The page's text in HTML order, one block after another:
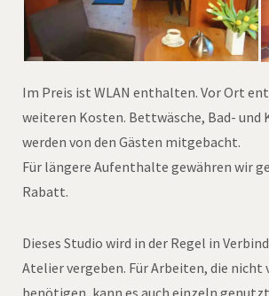
Im Preis ist WLAN enthalten. Vor Ort
weiteren Kosten. Bettwäsche, Bad- und
werden von den Gästen mitgebacht.
Für längere Aufenthalte gewähren wir
Rabatt.
Dieses Studio wird in der Regel in
Atelier vergeben. Für Arbeiten, die nicht